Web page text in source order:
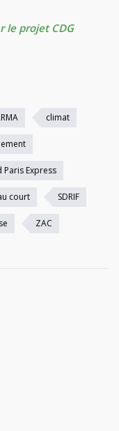
le projet CDG
climat
Paris Express
court SDRIF
ZAC